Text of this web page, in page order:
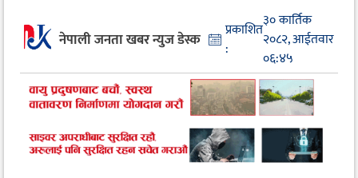
नेपाली जनता खबर न्युज डेस्क
प्रकाशित
:
३० कार्तिक
२०८२, आईतवार
०६:४५